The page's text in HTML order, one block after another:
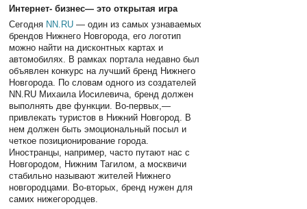
Интернет- бизнес— это открытая игра
Сегодня NN.RU — один из самых узнаваемых
брендов Нижнего Новгорода, его логотип
можно найти на дисконтных картах и
автомобилях. В рамках портала недавно был
объявлен конкурс на лучший бренд Нижнего
Новгорода. По словам одного из создателей
NN.RU Михаила Иосилевича, бренд должен
выполнять две функции. Во-первых,—
привлекать туристов в Нижний Новгород. В
нем должен быть эмоциональный посыл и
четкое позиционирование города.
Иностранцы, например, часто путают нас с
Новгородом, Нижним Тагилом, а москвичи
стабильно называют жителей Нижнего
новгородцами. Во-вторых, бренд нужен для
самих нижегородцев.